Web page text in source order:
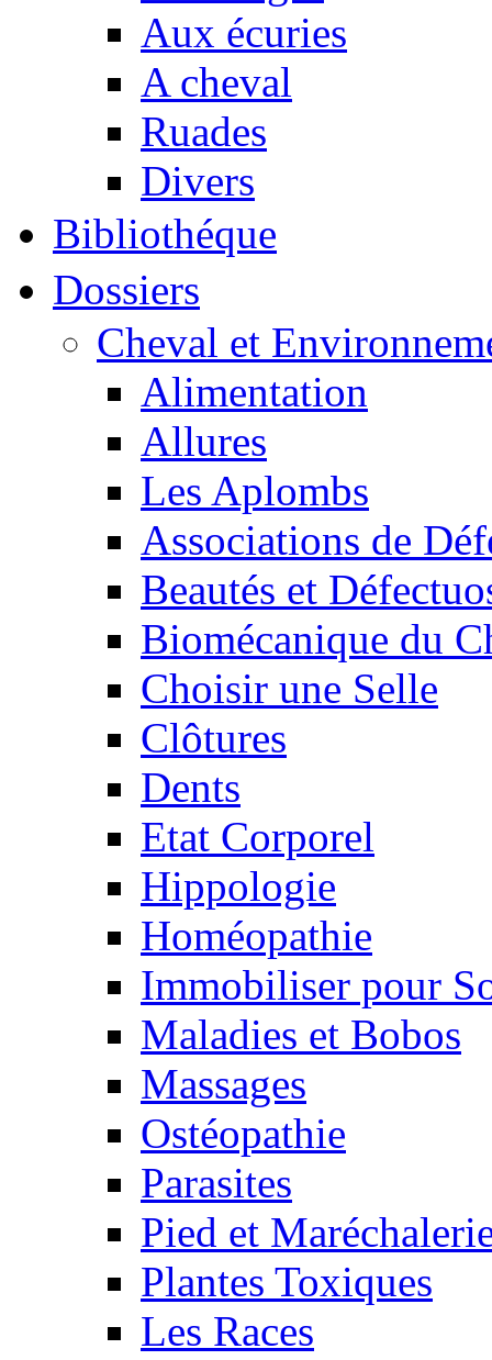
Aux écuries
A cheval
Ruades
Divers
Bibliothéque
Dossiers
Cheval et
Alimentation
Allures
Les Aplombs
Associations de
Beautés et
Biomécanique du
Choisir une Selle
Clôtures
Dents
Etat Corporel
Hippologie
Homéopathie
Immobiliser pour
Maladies et Bobos
Massages
Ostéopathie
Parasites
Pied et
Plantes Toxiques
Les Races